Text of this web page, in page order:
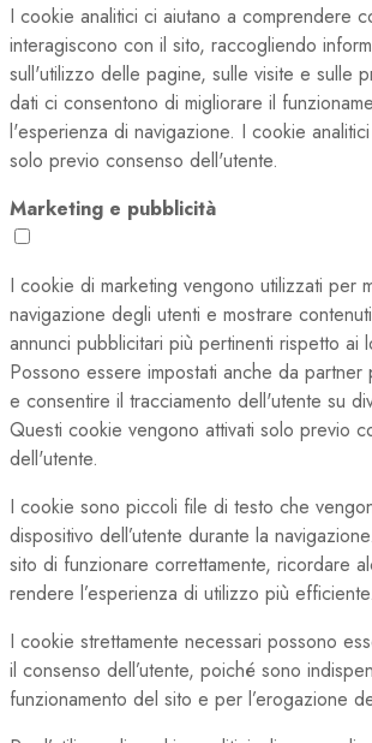
I cookie analitici ci aiutano a comprendere
interagiscono con il sito, raccogliendo
sull'utilizzo delle pagine, sulle visite e sulle
dati ci consentono di migliorare il
l'esperienza di navigazione. I cookie
solo previo consenso dell'utente.
Marketing e pubblicità
I cookie di marketing vengono utilizzati per
navigazione degli utenti e mostrare
annunci pubblicitari più pertinenti rispetto ai
Possono essere impostati anche da partner
e consentire il tracciamento dell'utente su
Questi cookie vengono attivati solo previo
dell'utente.
I cookie sono piccoli file di testo che
dispositivo dell’utente durante la
sito di funzionare correttamente, ricordare
rendere l’esperienza di utilizzo più efficiente.
I cookie strettamente necessari possono
il consenso dell’utente, poiché sono
funzionamento del sito e per l’erogazione